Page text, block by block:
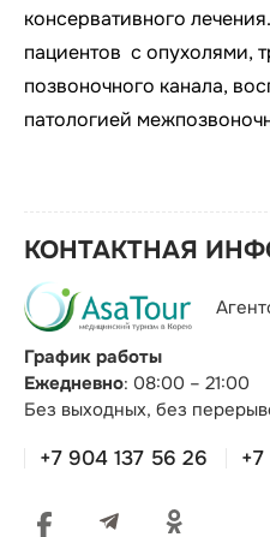
консервативного
пациентов с опухолями,
позвоночного канала,
патологией
КОНТАКТНАЯ
График работы
Ежедневно: 08:00 – 21:00
Без выходных, без
+7 904 137 56 26